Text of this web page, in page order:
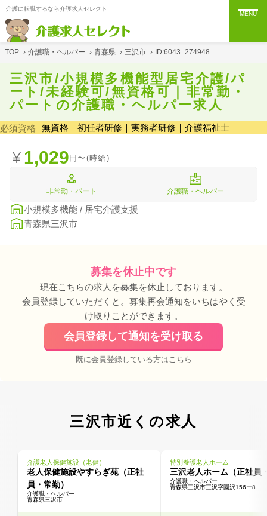
介護に転職するなら介護求人セレクト
MENU
TOP › 介護職・ヘルパー › 青森県 › 三沢市 › ID:6043_274948
三沢市/小規模多機能型居宅介護/パ
ート/未経験可/無資格可｜非常勤・
パートの介護職・ヘルパー求人
必須資格 無資格｜初任者研修｜実務者研修｜介護福祉士
1,029円〜(時給)
非常勤・パート 介護職・ヘルパー
小規模多機能 / 居宅介護支援
青森県三沢市
募集を休止中です
現在こちらの求人を募集を休止しております。
会員登録していただくと。募集再会通知をいちはやく受
け取りことができます。
会員登録して通知を受け取る
既に会員登録している方はこちら
三沢市近くの求人
介護老人保健施設（老健）
老人保健施設やすらぎ苑（正社
員・常勤）
介護職・ヘルパー
青森県三沢市
特別養護老人ホーム
三沢老人ホーム（正社員
介護職・ヘルパー
青森県三沢市三沢字園沢156ー8